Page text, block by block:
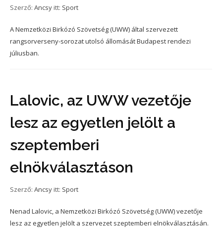
Szerző: Ancsy itt: Sport
A Nemzetközi Birkózó Szövetség (UWW) által szervezett
rangsorverseny-sorozat utolsó állomását Budapest rendezi
júliusban.
Lalovic, az UWW vezetője
lesz az egyetlen jelölt a
szeptemberi
elnökválasztáson
Szerző: Ancsy itt: Sport
Nenad Lalovic, a Nemzetközi Birkózó Szövetség (UWW) vezetője
lesz az egyetlen jelölt a szervezet szeptemberi elnökválasztásán.